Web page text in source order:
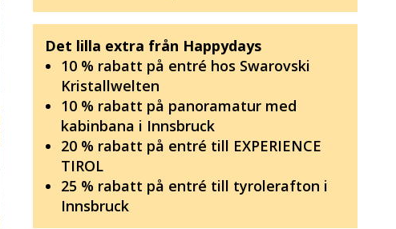
Det lilla extra från Happydays
10 % rabatt på entré hos Swarovski
Kristallwelten
10 % rabatt på panoramatur med
kabinbana i Innsbruck
20 % rabatt på entré till EXPERIENCE
TIROL
25 % rabatt på entré till tyrolerafton i
Innsbruck